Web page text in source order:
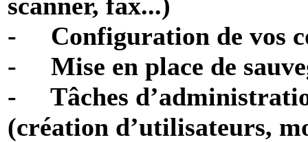
- Configuration de vos
- Mise en place de
- Tâches
(création d’utilisateurs,